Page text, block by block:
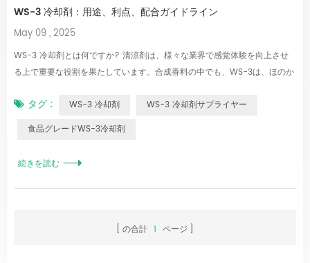
滑らかでバランスのとれた清涼感で知られています。[14] WS-23 の重要な
(TRPM8...
WS-3 冷却剤：用途、利点、配合ガイドライン
May 09 , 2025
WS-3 冷却剤とは何ですか? 清涼剤は、様々な業界で感覚体験を向上させ
る上で重要な役割を果たしています。合成香料の中でも、WS-3は、ほのか
際立っています。強力な冷却効果を求める製品に広く使用されているWS-3
は、その効能と汎用性を兼ね備えています。以下では、処方設計の指針とな
をもたらすように開発された合成冷却化合物です。そのメカニズムは、感覚
ニューロンのTRPM8受容体（冷感イオンチャネル）を活性化し、冷たさを
る冷感を生み出し、ピークが急激に現れた後、徐々に減少していきます。
タグ : WS-3 冷却剤
WS-3 冷却剤サプライヤー
食品グレードWS-3冷却剤
続きを読む
の合計 1 ページ